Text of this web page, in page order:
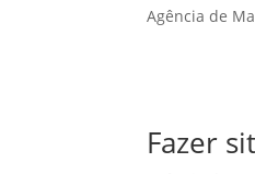
Agência de
Fazer